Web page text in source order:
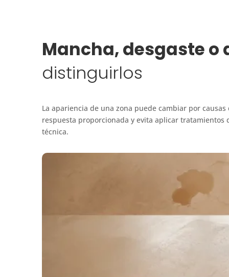
Mancha, desgaste o
distinguirlos
La apariencia de una zona puede cambiar por
respuesta proporcionada y evita aplicar
técnica.